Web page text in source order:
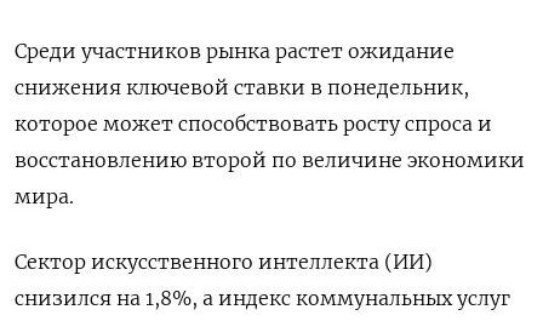
Среди участников рынка растет ожидание
снижения ключевой ставки в понедельник,
которое может способствовать росту спроса и
восстановлению второй по величине экономики
мира.
Сектор искусственного интеллекта (ИИ)
снизился на 1,8%, а индекс коммунальных услуг